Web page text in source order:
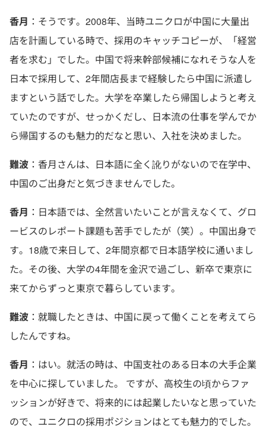
香月 ：そうです。2008年、当時ユニクロが中国に大量出
店を計画している時で、採用のキャッチコピーが、「経営
者を求む」でした。中国で将来幹部候補になれそうな人を
日本で採用して、2年間店長まで経験したら中国に派遣し
ますという話でした。大学を卒業したら帰国しようと考え
ていたのですが、せっかくだし、日本流の仕事を学んでか
ら帰国するのも魅力的だなと思い、入社を決めました。
難波 ：香月さんは、日本語に全く訛りがないので在学中、
中国のご出身だと気づきませんでした。
香月 ：日本語では、全然言いたいことが言えなくて、グロ
ービスのレポート課題も苦手でしたが（笑）。中国出身で
す。18歳で来日して、2年間京都で日本語学校に通いまし
た。その後、大学の4年間を金沢で過ごし、新卒で東京に
来てからずっと東京で暮らしています。
難波 ：就職したときは、中国に戻って働くことを考えてら
したんですね。
香月 ：はい。就活の時は、中国支社のある日本の大手企業
を中心に探していました。 ですが、高校生の頃からファ
ッションが好きで、将来的には起業したいなと思っていた
ので、ユニクロの採用ポジションはとても魅力的でした。